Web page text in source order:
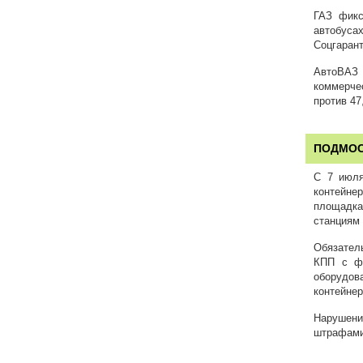
ГАЗ
АвтоВАЗ
против
С 7 июля
станциям
КПП с